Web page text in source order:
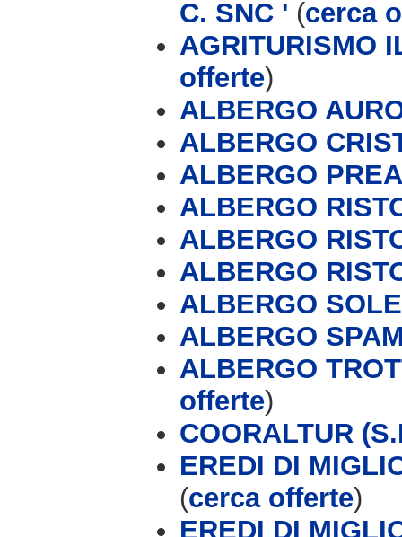
C. SNC ' (cerca
AGRITURISMO
offerte)
ALBERGO
ALBERGO
ALBERGO
ALBERGO
ALBERGO
ALBERGO
ALBERGO SOLE
ALBERGO
ALBERGO
offerte)
COORALTUR
EREDI DI
(cerca offerte)
EREDI DI